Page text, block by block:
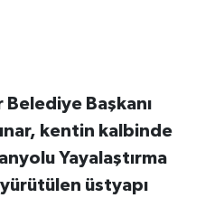
Belediye Başkanı
kentin kalbinde
Yayalaştırma
üstyapı